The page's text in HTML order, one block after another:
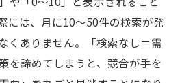
には、月に10〜50件の検索が発
くありません。「検索なし＝需
を諦めてしまうと、競合が手を